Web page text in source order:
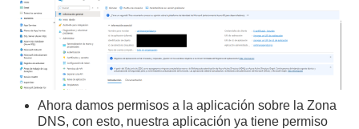
Ahora damos permisos a la aplicación sobre la Zona
DNS, con esto, nuestra aplicación ya tiene permiso